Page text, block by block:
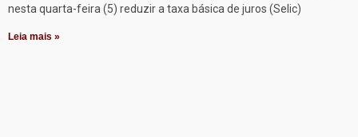
nesta quarta-feira (5) reduzir a taxa básica de juros (Selic)
Leia mais »